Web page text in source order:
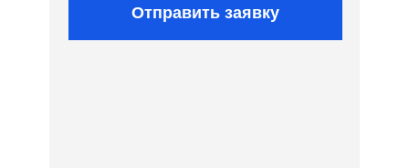
Отправить заявку